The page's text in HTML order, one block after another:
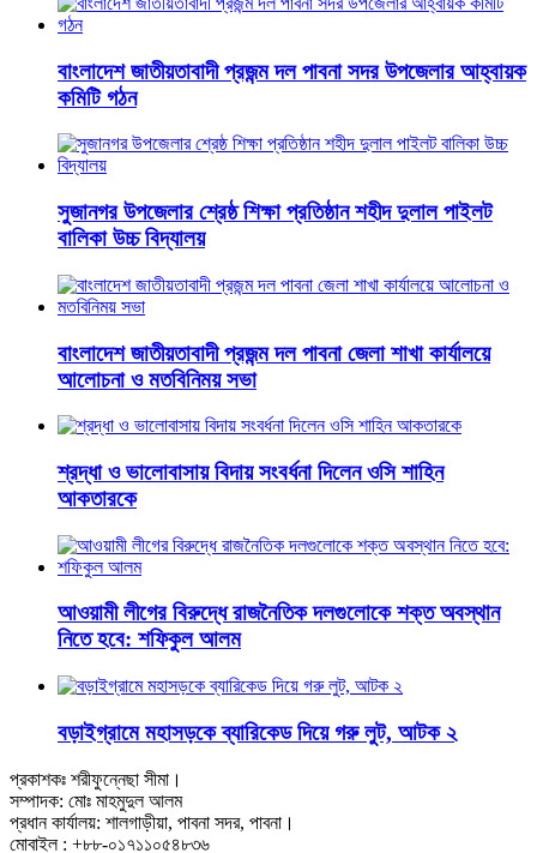
বাংলাদেশ জাতীয়তাবাদী প্রজন্ম দল পাবনা সদর উপজেলার আহ্বায়ক
কমিটি গঠন
সুজানগর উপজেলার শ্রেষ্ঠ শিক্ষা প্রতিষ্ঠান শহীদ দুলাল পাইলট
বালিকা উচ্চ বিদ্যালয়
বাংলাদেশ জাতীয়তাবাদী প্রজন্ম দল পাবনা জেলা শাখা কার্যালয়ে
আলোচনা ও মতবিনিময় সভা
শ্রদ্ধা ও ভালোবাসায় বিদায় সংবর্ধনা দিলেন ওসি শাহিন
আকতারকে
আওয়ামী লীগের বিরুদ্ধে রাজনৈতিক দলগুলোকে শক্ত অবস্থান
নিতে হবে: শফিকুল আলম
বড়াইগ্রামে মহাসড়কে ব্যারিকেড দিয়ে গরু লুট, আটক ২
প্রকাশকঃ শরীফুন্নেছা সীমা।
সম্পাদক: মোঃ মাহমুদুল আলম
প্রধান কার্যালয়: শালগাড়ীয়া, পাবনা সদর, পাবনা।
মোবাইল : +৮৮-০১৭১১০৫৪৮৩৬